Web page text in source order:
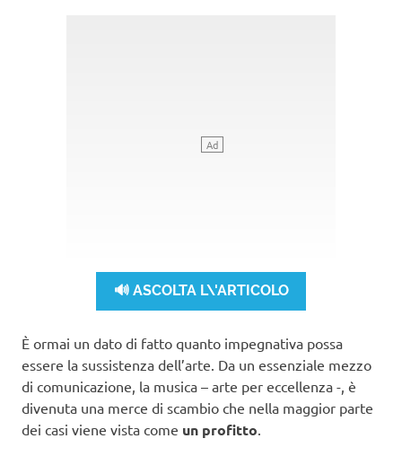
🔊 ASCOLTA L\'ARTICOLO
È ormai un dato di fatto quanto impegnativa possa
essere la sussistenza dell’arte. Da un essenziale mezzo
di comunicazione, la musica – arte per eccellenza -, è
divenuta una merce di scambio che nella maggior parte
dei casi viene vista come un profitto